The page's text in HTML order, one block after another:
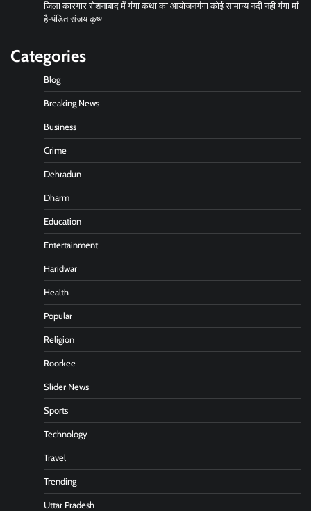
जिला कारगार रोशनाबाद में गंगा कथा का आयोजनगंगा कोई सामान्य नदी नही गंगा मां
है-पंडित संजय कृष्ण
Categories
Blog
Breaking News
Business
Crime
Dehradun
Dharm
Education
Entertainment
Haridwar
Health
Popular
Religion
Roorkee
Slider News
Sports
Technology
Travel
Trending
Uttar Pradesh